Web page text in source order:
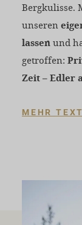
Bergkulisse.
unseren
lassen und
getroffen:
Zeit – Edler
MEHR